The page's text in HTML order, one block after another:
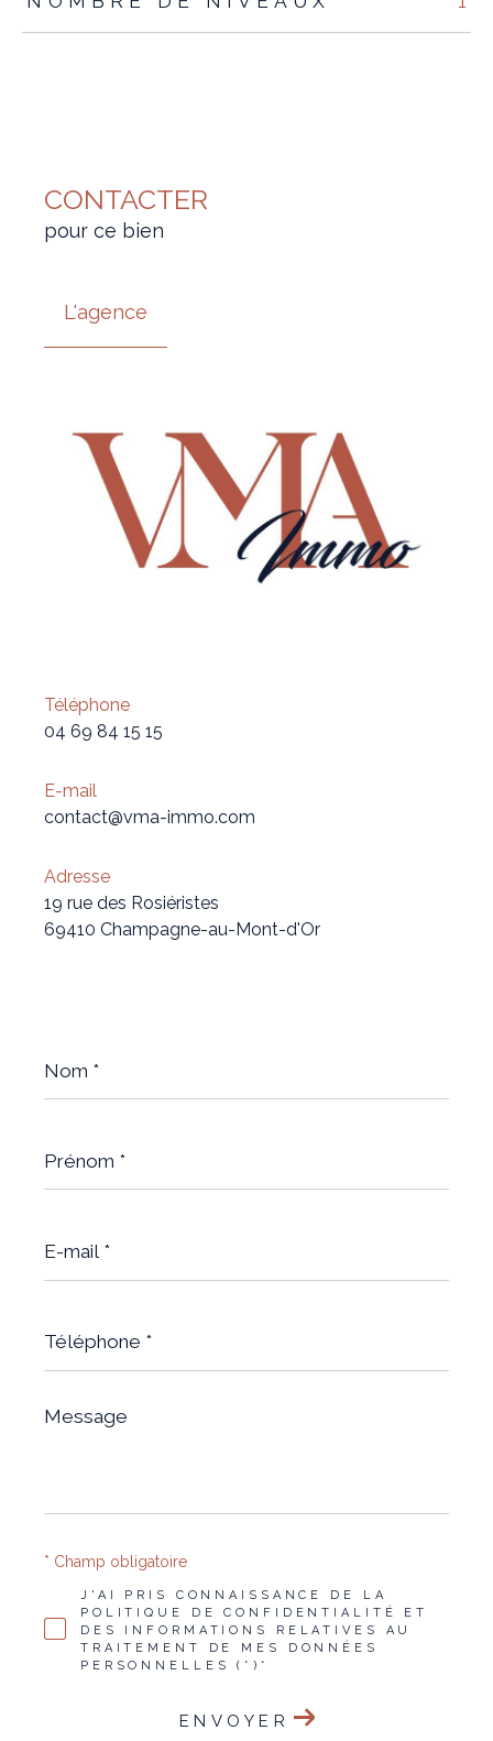
CONTACTER
pour ce bien
L'agence
Téléphone
04 69 84 15 15
E-mail
contact@vma-immo.com
Adresse
19 rue des Rosiéristes
69410 Champagne-au-Mont-d'Or
*
*
mail
*
*
Message
*
J'AI PRIS CONNAISSANCE DE LA
POLITIQUE DE CONFIDENTIALITÉ ET
DES INFORMATIONS RELATIVES AU
TRAITEMENT DE MES DONNÉES
PERSONNELLES (*)*
* Champ obligatoire
ENVOYER